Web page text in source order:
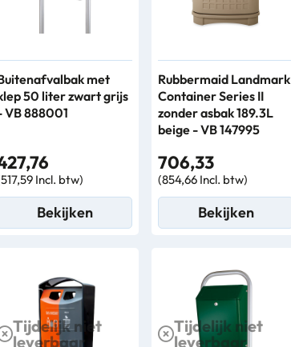
met
50 liter zwart grijs
VB 888001
Incl. btw)
Bekijken
Rubbermaid Landmark
Container Series II
zonder asbak 189.3L
beige - VB 147995
706,33
(854,66 Incl. btw)
Bekijken
Tijdelijk niet
leverbaar
Tijdelijk niet
leverbaar